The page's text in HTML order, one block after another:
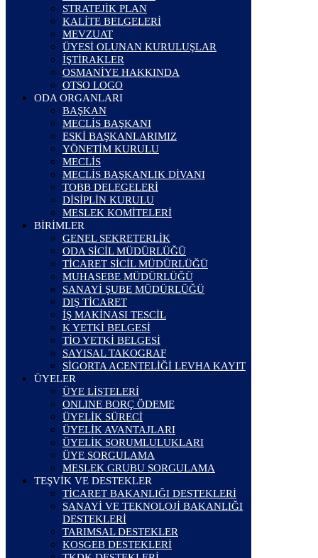
STRATEJİK PLAN
KALİTE BELGELERİ
MEVZUAT
ÜYESİ OLUNAN KURULUŞLAR
İŞTİRAKLER
OSMANİYE HAKKINDA
OTSO LOGO
ODA ORGANLARI
BAŞKAN
MECLİS BAŞKANI
ESKİ BAŞKANLARIMIZ
YÖNETİM KURULU
MECLİS
MECLİS BAŞKANLIK DİVANI
TOBB DELEGELERİ
DİSİPLİN KURULU
MESLEK KOMİTELERİ
BİRİMLER
GENEL SEKRETERLİK
ODA SİCİL MÜDÜRLÜĞÜ
TİCARET SİCİL MÜDÜRLÜĞÜ
MUHASEBE MÜDÜRLÜĞÜ
SANAYİ ŞUBE MÜDÜRLÜĞÜ
DIŞ TİCARET
İŞ MAKİNASI TESCİL
K YETKİ BELGESİ
TİO YETKİ BELGESİ
SAYISAL TAKOGRAF
SİGORTA ACENTELİĞİ LEVHA KAYIT
ÜYELER
ÜYE LİSTELERİ
ONLINE BORÇ ÖDEME
ÜYELİK SÜRECİ
ÜYELİK AVANTAJLARI
ÜYELİK SORUMLULUKLARI
ÜYE SORGULAMA
MESLEK GRUBU SORGULAMA
TEŞVİK VE DESTEKLER
TİCARET BAKANLIĞI DESTEKLERİ
SANAYİ VE TEKNOLOJİ BAKANLIĞI
DESTEKLERİ
TARIMSAL DESTEKLER
KOSGEB DESTEKLERİ